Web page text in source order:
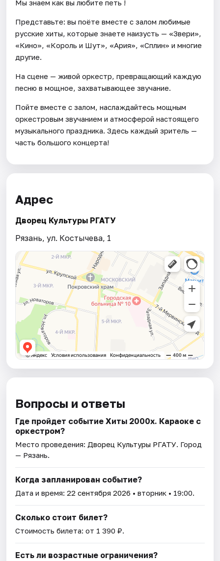
Мы знаем как вы любите петь !
Представьте: вы поёте вместе с залом любимые
русские хиты, которые знаете наизусть — «Звери»,
«Кино», «Король и Шут», «Ария», «Сплин» и многие
другие.
На сцене — живой оркестр, превращающий каждую
песню в мощное, захватывающее звучание.
Пойте вместе с залом, наслаждайтесь мощным
оркестровым звучанием и атмосферой настоящего
музыкального праздника. Здесь каждый зритель —
часть большого концерта!
Адрес
Дворец Культуры РГАТУ
Рязань, ул. Костычева, 1
Вопросы и ответы
Где пройдет событие Хиты 2000х. Караоке с
оркестром?
Место проведения: Дворец Культуры РГАТУ. Город
— Рязань.
Когда запланирован событие?
Дата и время:22 сентября 2026 • вторник • 19:00.
Сколько стоит билет?
Стоимость билета: от 1 390 ₽.
Есть ли возрастные ограничения?